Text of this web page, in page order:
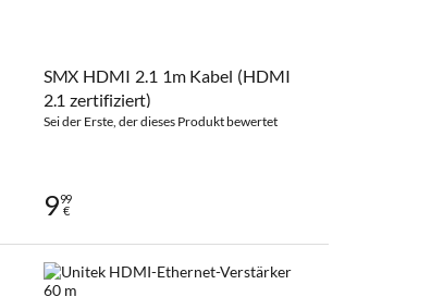
SMX HDMI 2.1 1m Kabel (HDMI
2.1 zertifiziert)
Sei der Erste, der dieses Produkt bewertet
999
€